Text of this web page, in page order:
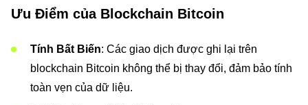
Ưu Điểm của Blockchain Bitcoin
Tính Bất Biến: Các giao dịch được ghi lại trên
blockchain Bitcoin không thể bị thay đổi, đảm bảo tính
toàn vẹn của dữ liệu.